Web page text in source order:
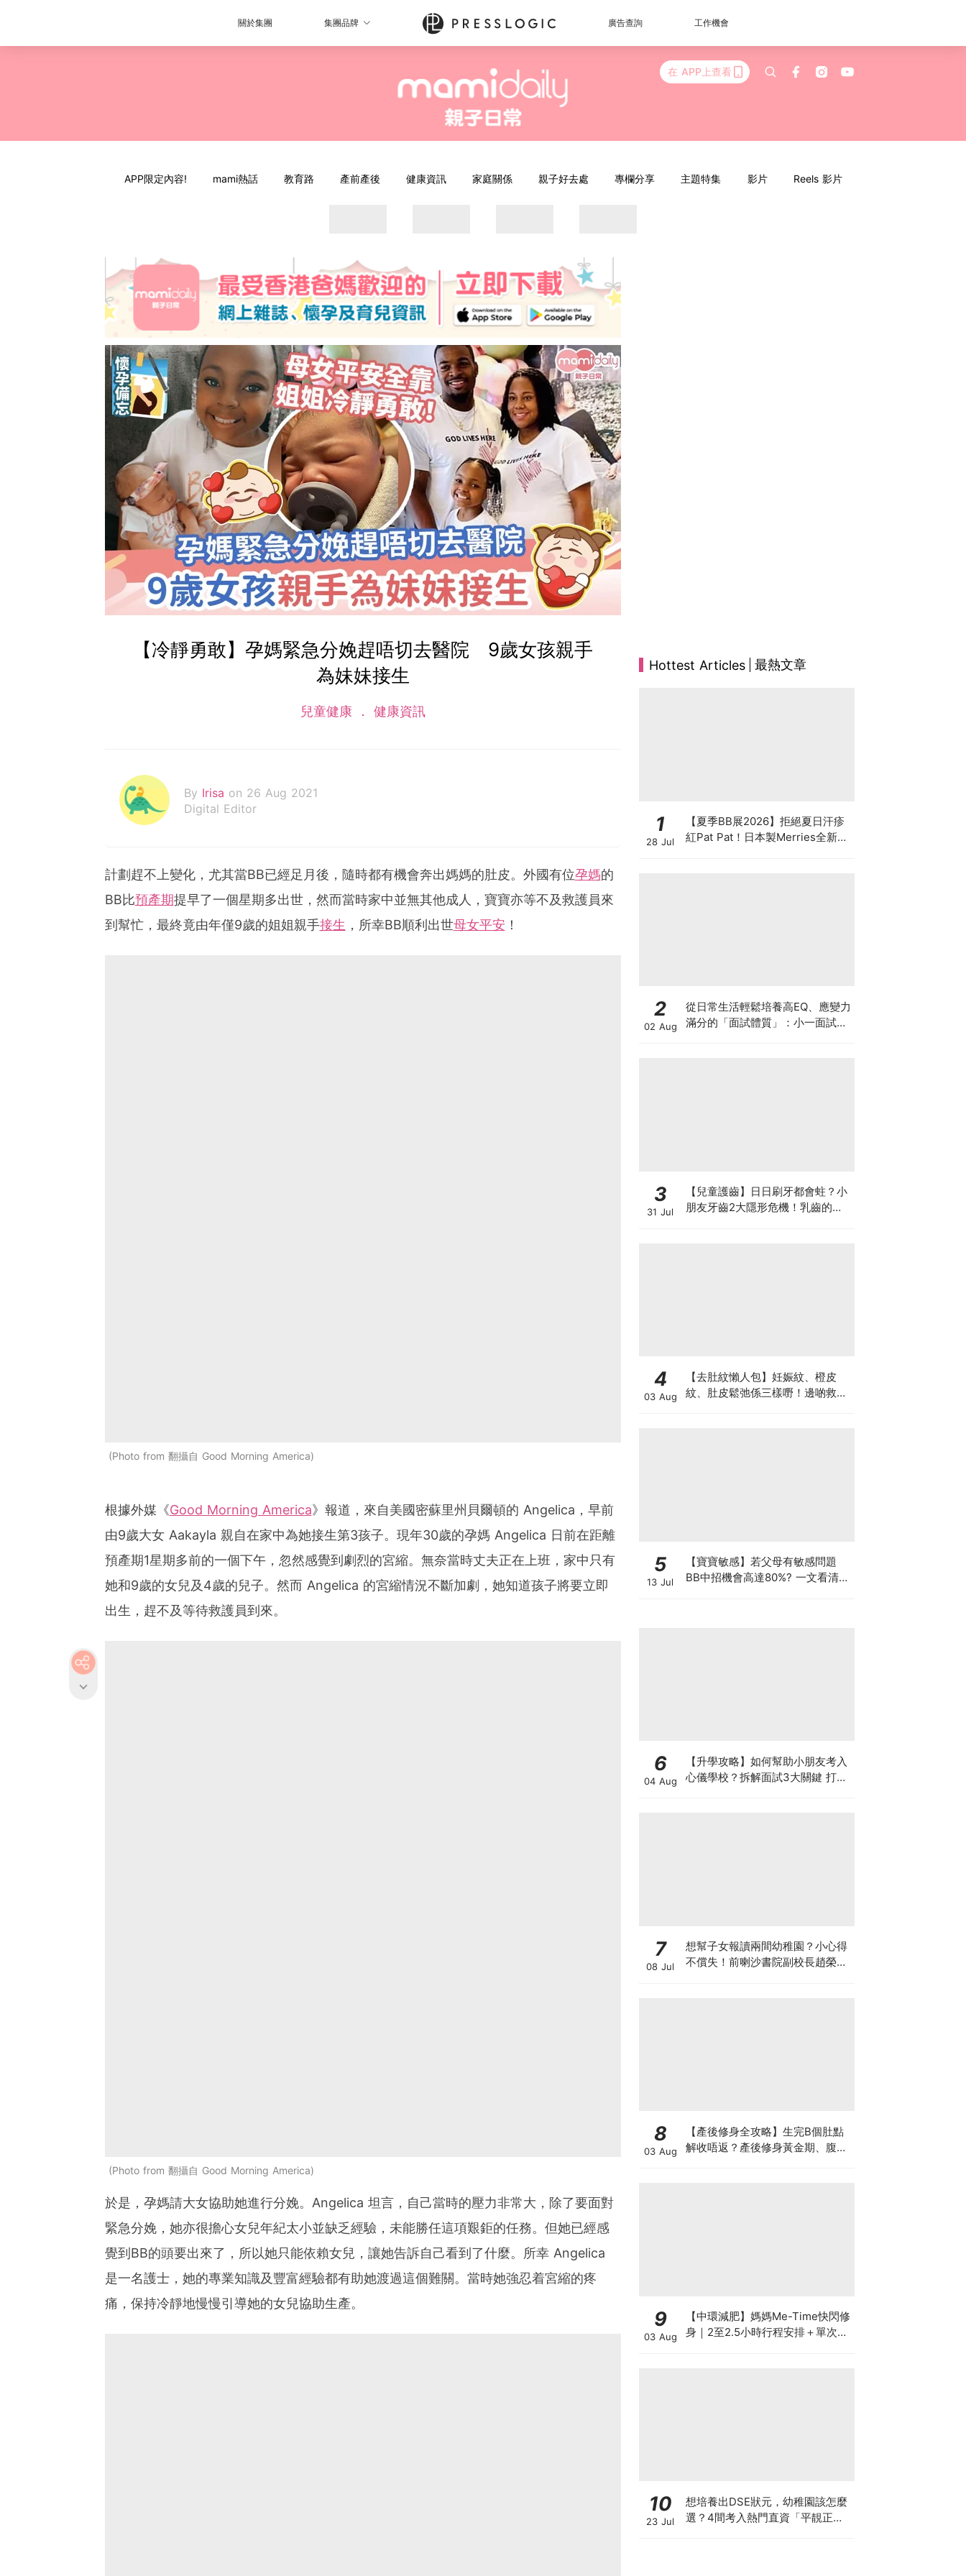
關於集團 集團品牌 廣告查詢 工作機會
在 APP上查看
APP限定內容! mami熱話 教育路 產前產後 健康資訊 家庭關係 親子好去處 專欄分享 主題特集 影片 Reels 影片
【冷靜勇敢】孕媽緊急分娩趕唔切去醫院 9歲女孩親手
為妹妹接生
兒童健康 健康資訊
By Irisa on 26 Aug 2021
Digital Editor
計劃趕不上變化，尤其當BB已經足月後，隨時都有機會奔出媽媽的肚皮。外國有位孕媽的
BB比預產期提早了一個星期多出世，然而當時家中並無其他成人，寶寶亦等不及救護員來
到幫忙，最終竟由年僅9歲的姐姐親手接生 ，所幸BB順利出世母女平安 ！
Photo from 翻攝自 Good Morning America
根據外媒《Good Morning America》報道，來自美國密蘇里州貝爾頓的 Angelica，早前
由9歲大女 Aakayla 親自在家中為她接生第3孩子。現年30歲的孕媽 Angelica 日前在距離
預產期1星期多前的一個下午，忽然感覺到劇烈的宮縮。無奈當時丈夫正在上班，家中只有
她和9歲的女兒及4歲的兒子。然而 Angelica 的宮縮情況不斷加劇，她知道孩子將要立即
出生，趕不及等待救護員到來。
Photo from 翻攝自 Good Morning America
於是，孕媽請大女協助她進行分娩。Angelica 坦言，自己當時的壓力非常大，除了要面對
緊急分娩，她亦很擔心女兒年紀太小並缺乏經驗，未能勝任這項艱鉅的任務。但她已經感
覺到BB的頭要出來了，所以她只能依賴女兒，讓她告訴自己看到了什麼。所幸 Angelica
是一名護士，她的專業知識及豐富經驗都有助她渡過這個難關。當時她強忍着宮縮的疼
痛，保持冷靜地慢慢引導她的女兒協助生產。
Hottest Articles 最熱文章
1
28 Jul
【夏季BB展2026】拒絕夏日汗疹
紅Pat Pat！日本製Merries全新超
2
02 Aug
從日常生活輕鬆培養高EQ、應變力
滿分的「面試體質」：小一面試最
3
31 Jul
【兒童護齒】日日刷牙都會蛀？小
朋友牙齒2大隱形危機！乳齒的琺
4
03 Aug
【去肚紋懶人包】妊娠紋、橙皮
紋、肚皮鬆弛係三樣嘢！邊啲救得
5
13 Jul
【寶寶敏感】若父母有敏感問題
BB中招機會高達80%? 一文看清預
6
04 Aug
【升學攻略】如何幫助小朋友考入
心儀學校？拆解面試3大關鍵 打好
7
08 Jul
想幫子女報讀兩間幼稚園？小心得
不償失！前喇沙書院副校長趙榮
8
03 Aug
【產後修身全攻略】生完B個肚點
解收唔返？產後修身黃金期、腹直
9
03 Aug
【中環減肥】媽媽Me-Time快閃修
身｜2至2.5小時行程安排＋單次收
10
23 Jul
想培養出DSE狀元，幼稚園該怎麼
選？4間考入熱門直資「平靚正」